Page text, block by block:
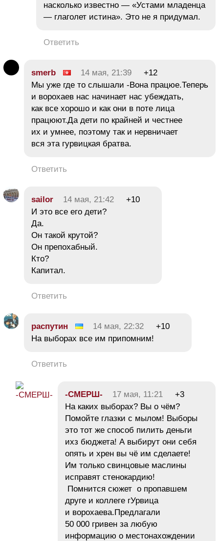
насколько известно — «Устами младенца
— глаголет истина». Это не я придумал.
Ответить
smerb 14 мая, 21:39
+12
Мы уже где то слышали -Вона працюе.Теперь
и ворохаев нас начинает нас убеждать,
как все хорошо и как они в поте лица
працюют.Да дети по крайней и честнее
их и умнее, поэтому так и нервничает
вся эта гурвицкая братва.
Ответить
sailor 14 мая, 21:42
+10
И это все его дети?
Да.
Он такой крутой?
Он препохабный.
Кто?
Капитал.
Ответить
распутин 14 мая, 22:32
+10
На выборах все им припомним!
Ответить
-СМЕРШ- 17 мая, 11:21
+3
На каких выборах? Вы о чём?
Помойте глазки с мылом! Выборы
это тот же способ пилить деньги
ихз бюджета! А выбирут они себя
опять и хрен вы чё им сделаете!
Им только свинцовые маслины
исправят стенокардию!
Помнится сюжет о пропавшем
друге и коллеге гУрвица
и ворохаева.Предлагали
50 000 гривен за любую
информацию о местонахождении